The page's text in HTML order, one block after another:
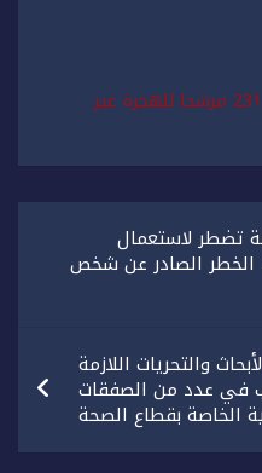
العيون - الساقية الحمراء.. إيقاف 231 مرشحا للهجرة غير
تضطر لاستعمال
الخطر الصادر عن شخص
والتحريات اللازمة
في عدد من الصفقات
الخاصة بقطاع الصحة